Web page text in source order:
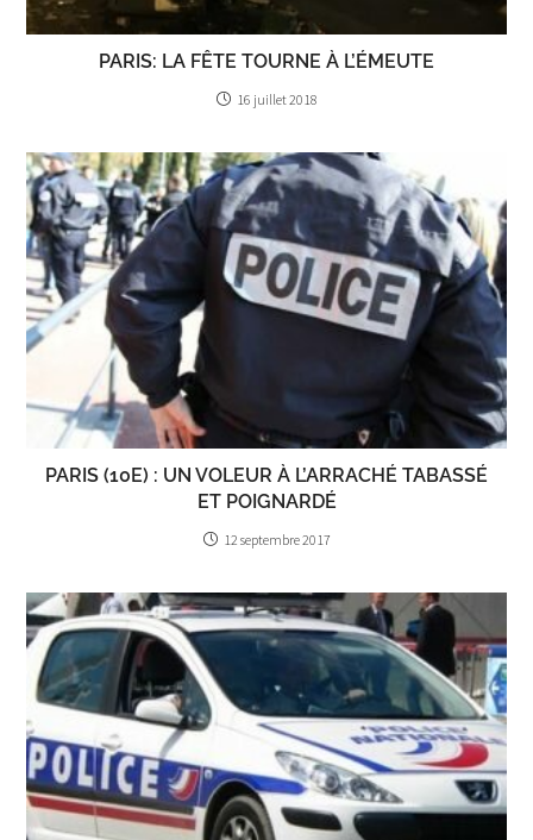
PARIS: LA FÊTE TOURNE À L’ÉMEUTE
16 juillet 2018
PARIS (10E) : UN VOLEUR À L’ARRACHÉ TABASSÉ
ET POIGNARDÉ
12 septembre 2017